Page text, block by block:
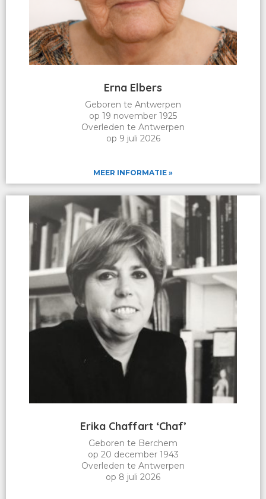
Erna Elbers
Geboren te Antwerpen
op 19 november 1925
Overleden te Antwerpen
op 9 juli 2026
MEER INFORMATIE »
Erika Chaffart ‘Chaf’
Geboren te Berchem
op 20 december 1943
Overleden te Antwerpen
op 8 juli 2026